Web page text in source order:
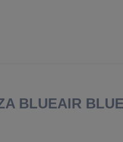
BLUEAIR